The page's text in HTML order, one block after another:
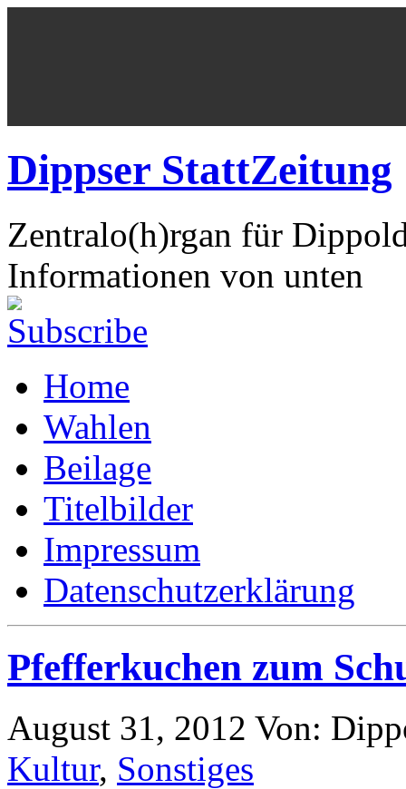
Dippser StattZeitung
Zentralo(h)rgan für
Informationen von unten
Home
Wahlen
Beilage
Titelbilder
Impressum
Datenschutzerklärung
Pfefferkuchen zum
August 31, 2012 Von:
Kultur, Sonstiges